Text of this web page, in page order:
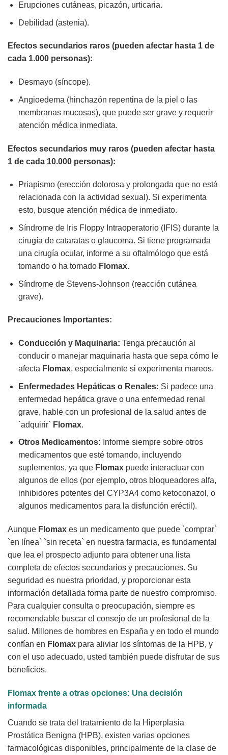
Erupciones cutáneas, picazón, urticaria.
Debilidad (astenia).
Efectos secundarios raros (pueden afectar hasta 1 de
cada 1.000 personas):
Desmayo (síncope).
Angioedema (hinchazón repentina de la piel o las
membranas mucosas), que puede ser grave y requerir
atención médica inmediata.
Efectos secundarios muy raros (pueden afectar hasta
1 de cada 10.000 personas):
Priapismo (erección dolorosa y prolongada que no está
relacionada con la actividad sexual). Si experimenta
esto, busque atención médica de inmediato.
Síndrome de Iris Floppy Intraoperatorio (IFIS) durante la
cirugía de cataratas o glaucoma. Si tiene programada
una cirugía ocular, informe a su oftalmólogo que está
tomando o ha tomado Flomax.
Síndrome de Stevens-Johnson (reacción cutánea
grave).
Precauciones Importantes:
Conducción y Maquinaria: Tenga precaución al
conducir o manejar maquinaria hasta que sepa cómo le
afecta Flomax, especialmente si experimenta mareos.
Enfermedades Hepáticas o Renales: Si padece una
enfermedad hepática grave o una enfermedad renal
grave, hable con un profesional de la salud antes de
`adquirir` Flomax.
Otros Medicamentos: Informe siempre sobre otros
medicamentos que esté tomando, incluyendo
suplementos, ya que Flomaxpuede interactuar con
algunos de ellos (por ejemplo, otros bloqueadores alfa,
inhibidores potentes del CYP3A4 como ketoconazol, o
algunos medicamentos para la disfunción eréctil).
Aunque Flomax es un medicamento que puede `comprar`
`en línea` `sin receta` en nuestra farmacia, es fundamental
que lea el prospecto adjunto para obtener una lista
completa de efectos secundarios y precauciones. Su
seguridad es nuestra prioridad, y proporcionar esta
información detallada forma parte de nuestro compromiso.
Para cualquier consulta o preocupación, siempre es
recomendable buscar el consejo de un profesional de la
salud. Millones de hombres en España y en todo el mundo
confían en Flomax para aliviar los síntomas de la HPB, y
con el uso adecuado, usted también puede disfrutar de sus
beneficios.
Flomax frente a otras opciones: Una decisión
informada
Cuando se trata del tratamiento de la Hiperplasia
Prostática Benigna (HPB), existen varias opciones
farmacológicas disponibles, principalmente de la clase de